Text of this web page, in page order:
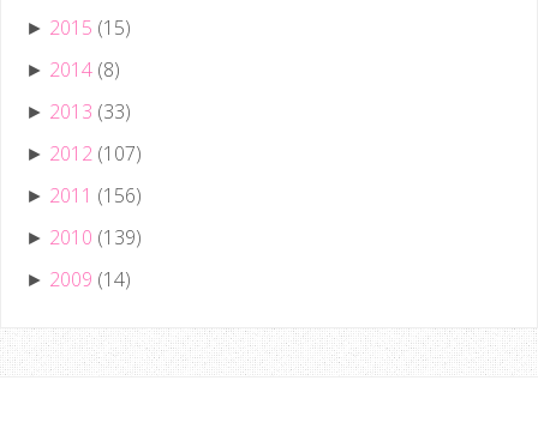
► 2015 (15)
► 2014 (8)
► 2013 (33)
► 2012 (107)
► 2011 (156)
► 2010 (139)
► 2009 (14)